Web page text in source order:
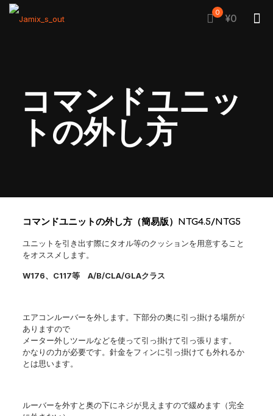
0 ¥0
コマンドユニッ
トの外し方
コマンドユニットの外し方（簡易版）NTG4.5/NTG5
ユニットを引き出す際にタオル等のクッションを用意すること
をオススメします。
W176、C117等 A/B/CLA/GLAクラス
エアコンルーバーを外します。下部分の奥に引っ掛ける場所が
ありますので
メーター外しツールなどを使って引っ掛けて引っ張ります。
かなりの力が必要です。針金をフィンに引っ掛けても外れるか
とは思います。
ルーバーを外すと奥の下にネジが見えますので緩めます（完全